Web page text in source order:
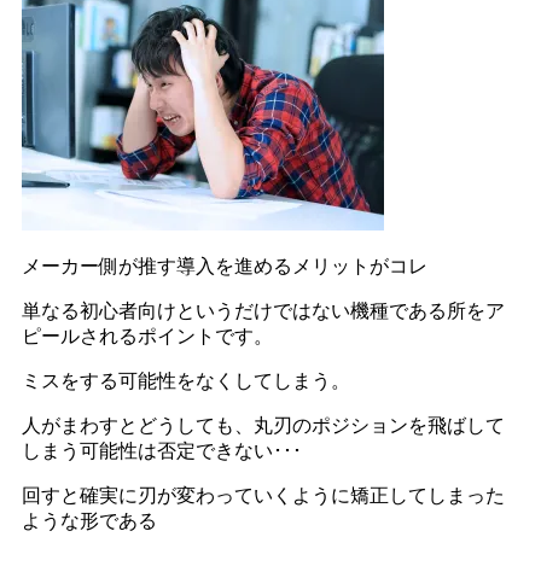
メーカー側が推す導入を進めるメリットがコレ
単なる初心者向けというだけではない機種である所をア
ピールされるポイントです。
ミスをする可能性をなくしてしまう。
人がまわすとどうしても、丸刃のポジションを飛ばして
しまう可能性は否定できない･･･
回すと確実に刃が変わっていくように矯正してしまった
ような形である